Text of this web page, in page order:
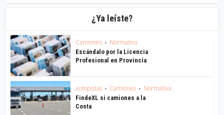
¿Ya leíste?
Camiones • Normativa
Escándalo por la Licencia
Profesional en Provincia
autopistas • Camiones • Normativa
FindeXL si camiones a la
Costa